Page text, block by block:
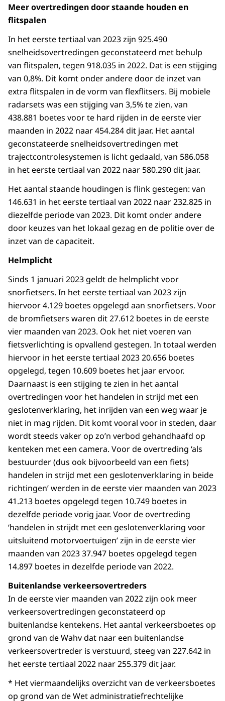
Meer overtredingen door staande houden en
flitspalen
In het eerste tertiaal van 2023 zijn 925.490
snelheidsovertredingen geconstateerd met behulp
van flitspalen, tegen 918.035 in 2022. Dat is een stijging
van 0,8%. Dit komt onder andere door de inzet van
extra flitspalen in de vorm van flexflitsers. Bij mobiele
radarsets was een stijging van 3,5% te zien, van
438.881 boetes voor te hard rijden in de eerste vier
maanden in 2022 naar 454.284 dit jaar. Het aantal
geconstateerde snelheidsovertredingen met
trajectcontrolesystemen is licht gedaald, van 586.058
in het eerste tertiaal van 2022 naar 580.290 dit jaar.
Het aantal staande houdingen is flink gestegen: van
146.631 in het eerste tertiaal van 2022 naar 232.825 in
diezelfde periode van 2023. Dit komt onder andere
door keuzes van het lokaal gezag en de politie over de
inzet van de capaciteit.
Helmplicht
Sinds 1 januari 2023 geldt de helmplicht voor
snorfietsers. In het eerste tertiaal van 2023 zijn
hiervoor 4.129 boetes opgelegd aan snorfietsers. Voor
de bromfietsers waren dit 27.612 boetes in de eerste
vier maanden van 2023. Ook het niet voeren van
fietsverlichting is opvallend gestegen. In totaal werden
hiervoor in het eerste tertiaal 2023 20.656 boetes
opgelegd, tegen 10.609 boetes het jaar ervoor.
Daarnaast is een stijging te zien in het aantal
overtredingen voor het handelen in strijd met een
geslotenverklaring, het inrijden van een weg waar je
niet in mag rijden. Dit komt vooral voor in steden, daar
wordt steeds vaker op zo’n verbod gehandhaafd op
kenteken met een camera. Voor de overtreding ‘als
bestuurder (dus ook bijvoorbeeld van een fiets)
handelen in strijd met een geslotenverklaring in beide
richtingen’ werden in de eerste vier maanden van 2023
41.213 boetes opgelegd tegen 10.749 boetes in
dezelfde periode vorig jaar. Voor de overtreding
‘handelen in strijdt met een geslotenverklaring voor
uitsluitend motorvoertuigen’ zijn in de eerste vier
maanden van 2023 37.947 boetes opgelegd tegen
14.897 boetes in dezelfde periode van 2022.
Buitenlandse verkeersovertreders
In de eerste vier maanden van 2022 zijn ook meer
verkeersovertredingen geconstateerd op
buitenlandse kentekens. Het aantal verkeersboetes op
grond van de Wahv dat naar een buitenlandse
verkeersovertreder is verstuurd, steeg van 227.642 in
het eerste tertiaal 2022 naar 255.379 dit jaar.
* Het viermaandelijks overzicht van de verkeersboetes
op grond van de Wet administratiefrechtelijke